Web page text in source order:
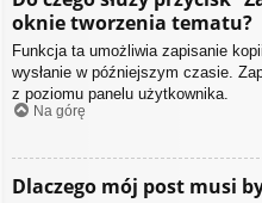
oknie tworzenia tematu?
Funkcja ta umożliwia zapisanie
wysłanie w późniejszym czasie.
z poziomu panelu użytkownika.
Na górę
Dlaczego mój post musi